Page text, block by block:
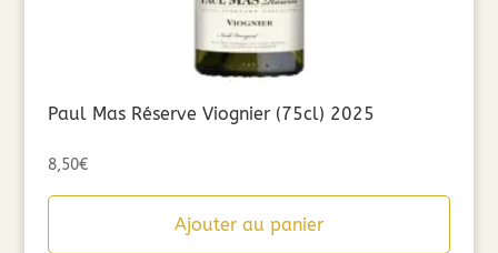
Paul Mas Réserve Viognier (75cl) 2025
8,50€
Ajouter au panier